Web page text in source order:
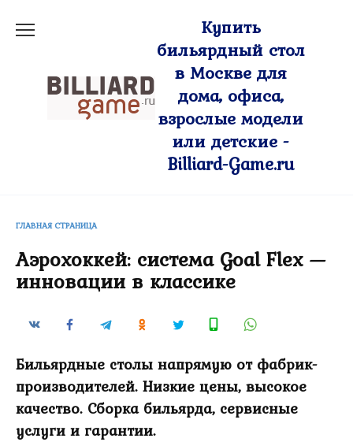
Купить
бильярдный стол
в Москве для
дома, офиса,
взрослые модели
или детские -
Billiard-Game.ru
ГЛАВНАЯ СТРАНИЦА
Аэрохоккей: система Goal Flex —
инновации в классике
Бильярдные столы напрямую от фабрик-
производителей. Низкие цены, высокое
качество. Сборка бильярда, сервисные
услуги и гарантии.